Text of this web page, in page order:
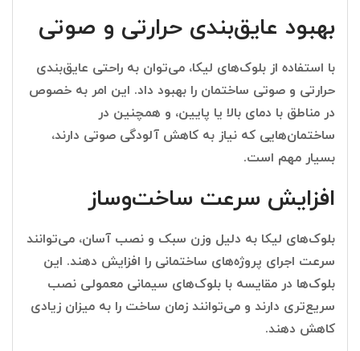
بهبود عایق‌بندی حرارتی و صوتی
با استفاده از بلوک‌های لیکا، می‌توان به راحتی عایق‌بندی
حرارتی و صوتی ساختمان را بهبود داد. این امر به خصوص
در مناطق با دمای بالا یا پایین، و همچنین در
ساختمان‌هایی که نیاز به کاهش آلودگی صوتی دارند،
بسیار مهم است.
افزایش سرعت ساخت‌وساز
بلوک‌های لیکا به دلیل وزن سبک و نصب آسان، می‌توانند
سرعت اجرای پروژه‌های ساختمانی را افزایش دهند. این
بلوک‌ها در مقایسه با بلوک‌های سیمانی معمولی نصب
سریع‌تری دارند و می‌توانند زمان ساخت را به میزان زیادی
کاهش دهند.